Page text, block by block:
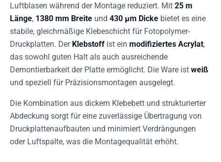
Luftblasen während der Montage reduziert. Mit 25 m
Länge, 1380 mm Breite und 430 µm Dicke bietet es eine
stabile, gleichmäßige Klebeschicht für Fotopolymer-
Druckplatten. Der Klebstoff ist ein modifiziertes Acrylat,
das sowohl guten Halt als auch ausreichende
Demontierbarkeit der Platte ermöglicht. Die Ware ist weiß
und speziell für Präzisionsmontagen ausgelegt.
Die Kombination aus dickem Klebebett und strukturierter
Abdeckung sorgt für eine zuverlässige Übertragung von
Druckplattenaufbauten und minimiert Verdrängungen
oder Luftspalte, was die Montagequalität erhöht.